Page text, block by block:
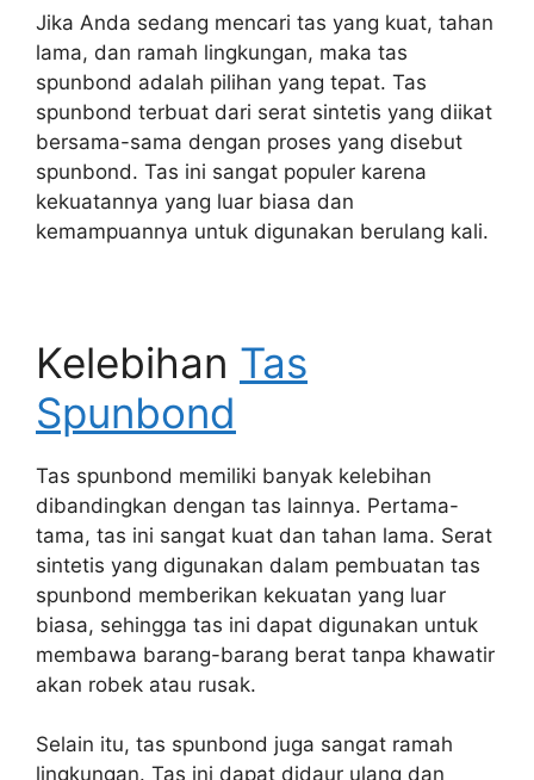
Jika Anda sedang mencari tas yang kuat, tahan
lama, dan ramah lingkungan, maka tas
spunbond adalah pilihan yang tepat. Tas
spunbond terbuat dari serat sintetis yang diikat
bersama-sama dengan proses yang disebut
spunbond. Tas ini sangat populer karena
kekuatannya yang luar biasa dan
kemampuannya untuk digunakan berulang kali.
Kelebihan Tas
Spunbond
Tas spunbond memiliki banyak kelebihan
dibandingkan dengan tas lainnya. Pertama-
tama, tas ini sangat kuat dan tahan lama. Serat
sintetis yang digunakan dalam pembuatan tas
spunbond memberikan kekuatan yang luar
biasa, sehingga tas ini dapat digunakan untuk
membawa barang-barang berat tanpa khawatir
akan robek atau rusak.
Selain itu, tas spunbond juga sangat ramah
lingkungan. Tas ini dapat didaur ulang dan